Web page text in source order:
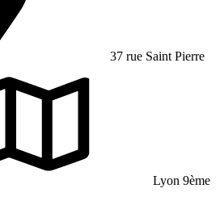
37 rue Saint Pierre
Lyon 9ème